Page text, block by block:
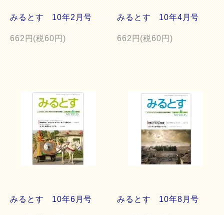
みるとす 10年2月号
662円(税60円)
みるとす 10年4月号
662円(税60円)
みるとす 10年6月号 みるとす 10年8月号